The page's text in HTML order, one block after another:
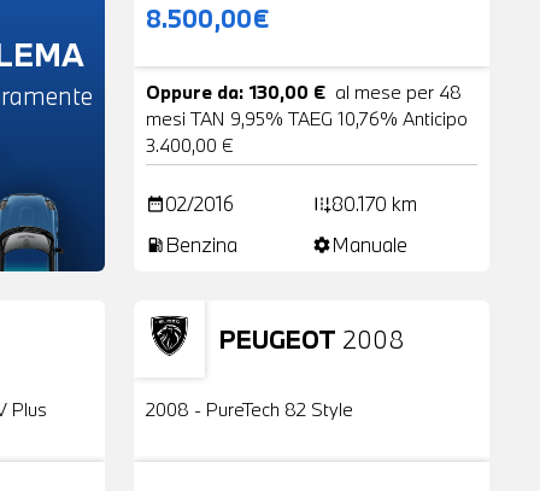
8.500,00€
Oppure da: 130,00 € al mese per 48
mesi TAN 9,95% TAEG 10,76% Anticipo
3.400,00 €
date_range02/2016 add_road80.170 km
local_gas_station Benzina settingsManuale
Plus
PEUGEOT 2008
Usato
2008 - PureTech 82 Style